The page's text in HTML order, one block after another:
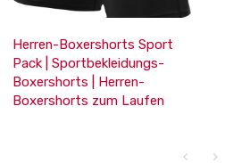
Herren-Boxershorts Sport
Pack | Sportbekleidungs-
Boxershorts | Herren-
Boxershorts zum Laufen